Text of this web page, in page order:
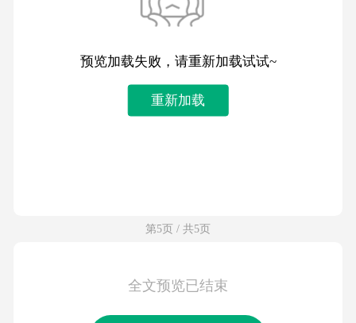
预览加载失败，请重新加载试试~
重新加载
第5页 / 共5页
全文预览已结束